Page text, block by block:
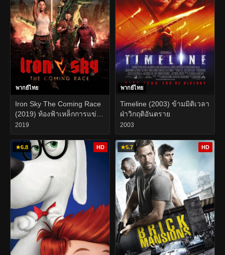
พากย์ไทย
Iron Sky The Coming Race
(2019) ท้องฟ้าเหล็กการแข่ง
ขันที่กําลังจะมาถึง
2019
พากย์ไทย
Timeline (2003) ข้ามมิติเวลา
ฝ่าวิกฤติอันตราย
2003
★6.8 HD ★5.7 HD